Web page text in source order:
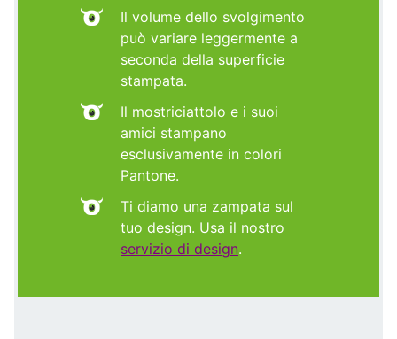
Il volume dello svolgimento
può variare leggermente a
seconda della superficie
stampata.
Il mostriciattolo e i suoi
amici stampano
esclusivamente in colori
Pantone.
Ti diamo una zampata sul
tuo design. Usa il nostro
servizio di design.